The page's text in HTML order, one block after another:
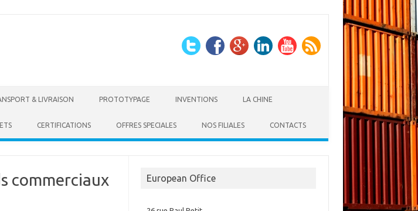
& LIVRAISON PROTOTYPAGE INVENTIONS LA CHINE
CERTIFICATIONS OFFRES SPECIALES NOS FILIALES CONTACTS
commerciaux
European Office